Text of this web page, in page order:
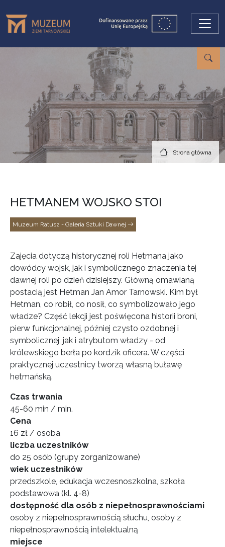
Strona główna
HETMANEM WOJSKO STOI
Muzeum Ratusz - Galeria Sztuki Dawnej
Zajęcia dotyczą historycznej roli Hetmana jako
dowódcy wojsk, jak i symbolicznego znaczenia tej
dawnej roli po dzień dzisiejszy. Główną omawianą
postacią jest Hetman Jan Amor Tarnowski. Kim był
Hetman, co robił, co nosił, co symbolizowało jego
władze? Część lekcji jest poświęcona historii broni,
pierw funkcjonalnej, później czysto ozdobnej i
symbolicznej, jak i atrybutom władzy - od
królewskiego berła po kordzik oficera. W części
praktycznej uczestnicy tworzą własną buławę
hetmańską.
Czas trwania
45-60 min / min.
Cena
16 zł / osoba
liczba uczestników
do 25 osób (grupy zorganizowane)
wiek uczestników
przedszkole, edukacja wczesnoszkolna, szkoła
podstawowa (kl. 4-8)
dostępność dla osób z niepełnosprawnościami
osoby z niepełnosprawnością słuchu, osoby z
niepełnosprawnością intelektualną
miejsce